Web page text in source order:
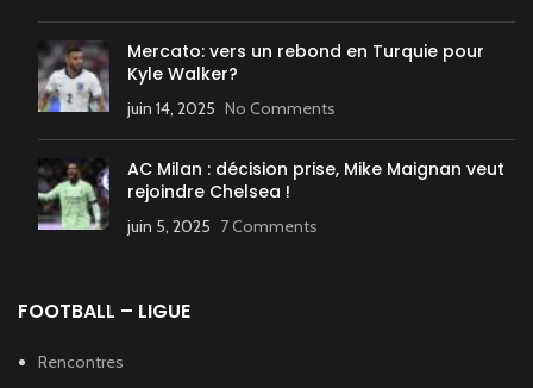
Mercato: vers un rebond en Turquie pour
Kyle Walker?
juin 14, 2025 No Comments
AC Milan : décision prise, Mike Maignan veut
rejoindre Chelsea !
juin 5, 2025 7 Comments
FOOTBALL – LIGUE
Rencontres